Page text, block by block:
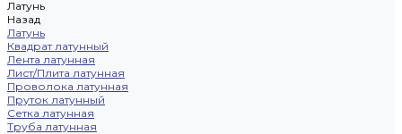
Латунь
Назад
Латунь
Квадрат латунный
Лента латунная
Лист/Плита латунная
Проволока латунная
Пруток латунный
Сетка латунная
Труба латунная